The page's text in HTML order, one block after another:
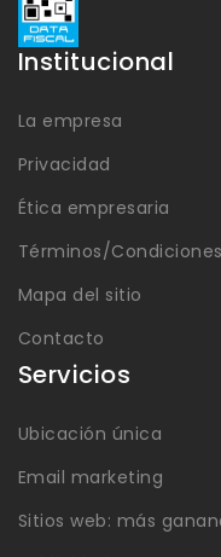
Institucional
La empresa
Privacidad
Ética empresaria
Términos/Condiciones
Mapa del sitio
Contacto
Servicios
Ubicación única
Email marketing
Sitios web: más